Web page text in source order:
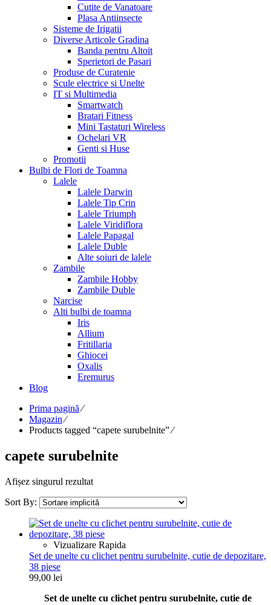
Cutite de Vanatoare
Plasa Antiinsecte
Sisteme de Irigatii
Diverse Articole Gradina
Banda pentru Altoit
Sperietori de Pasari
Produse de Curatenie
Scule electrice si Unelte
IT si Multimedia
Smartwatch
Bratari Fitness
Mini Tastaturi Wireless
Ochelari VR
Genti si Huse
Promotii
Bulbi de Flori de Toamna
Lalele
Lalele Darwin
Lalele Tip Crin
Lalele Triumph
Lalele Viridiflora
Lalele Papagal
Lalele Duble
Alte soiuri de lalele
Zambile
Zambile Hobby
Zambile Duble
Narcise
Alti bulbi de toamna
Iris
Allium
Fritillaria
Ghiocei
Oxalis
Eremurus
Blog
Prima pagină⁄
Magazin ⁄
Products tagged “capete surubelnite”⁄
capete surubelnite
Afișez singurul rezultat
Sort By:
Vizualizare Rapida
Set de unelte cu clichet pentru surubelnite, cutie de depozitare,
38 piese
99,00 lei
Set de unelte cu clichet pentru surubelnite, cutie de